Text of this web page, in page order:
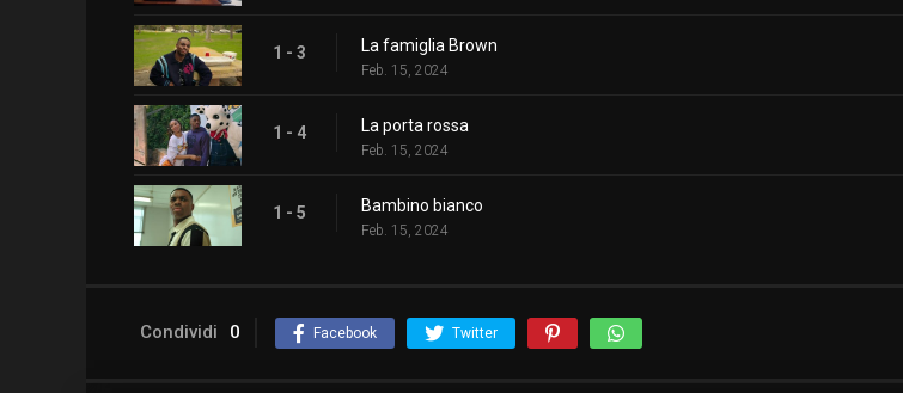
1 - 3 La famiglia Brown
Feb. 15, 2024
1 - 4 La porta rossa
Feb. 15, 2024
1 - 5 Bambino bianco
Feb. 15, 2024
Condividi 0 Facebook Twitter